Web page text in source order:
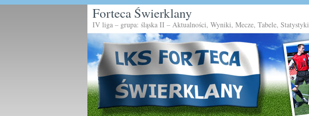
Forteca Świerklany
IV liga – grupa: śląska II – Aktualności, Wyniki, Mecze, Tabele, Statystyki